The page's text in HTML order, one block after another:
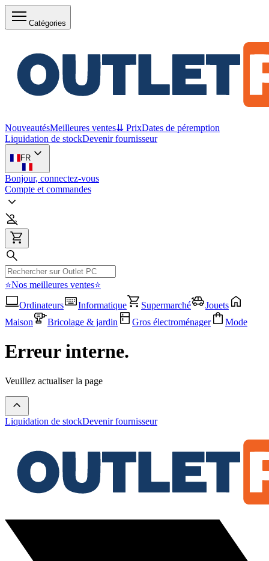
Catégories
NouveautésMeilleures ventes⇊ PrixDates de péremption
Liquidation de stockDevenir fournisseur
FR
Bonjour, connectez-vous
Compte et commandes
⭐Nos meilleures ventes⭐
Ordinateurs
Informatique Supermarché
Jouets
Maison
Bricolage & jardin Gros électroménager Mode
Erreur interne.
Veuillez actualiser la page
Liquidation de stockDevenir fournisseur